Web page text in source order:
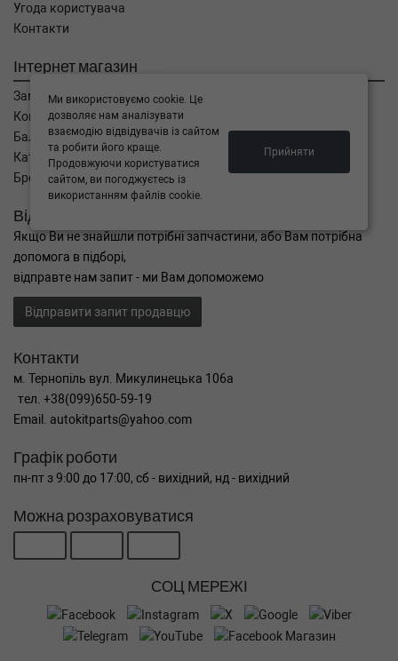
Угода користувача
Контакти
Інтернет магазин
Замовлення
Кошик
Баланс
Каталог товарів
Бренди
Відправити запит
Якщо Ви не знайшли потрібні запчастини, або Вам потрібна
допомога в підборі,
відправте нам запит - ми Вам допоможемо
Відправити запит продавцю
Контакти
м. Тернопіль вул. Микулинецька 106а
тел. +38(099)650-59-19
Email. autokitparts@yahoo.com
Графік роботи
пн-пт з 9:00 до 17:00, сб - вихідний, нд - вихідний
Можна розраховуватися
СОЦ МЕРЕЖІ
Ми використовуємо cookie. Це
дозволяє нам аналізувати
взаємодію відвідувачів із сайтом
та робити його краще.
Продовжуючи користуватися
сайтом, ви погоджуєтесь із
використанням файлів cookie.
Прийняти